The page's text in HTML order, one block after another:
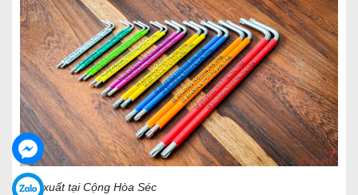
Sản xuất tại Cộng Hòa Séc